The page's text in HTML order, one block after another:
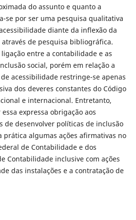
do assunto e quanto a
se por ser uma pesquisa qualitativa
diante da inflexão da
de pesquisa bibliográfica.
entre a contabilidade e as
social, porém em relação a
acessibilidade restringe-se apenas
dos deveres constantes do Código
e internacional. Entretanto,
expressa obrigação aos
de desenvolver políticas de inclusão
prática algumas ações afirmativas no
de Contabilidade e dos
Contabilidade inclusive com ações
das instalações e a contratação de